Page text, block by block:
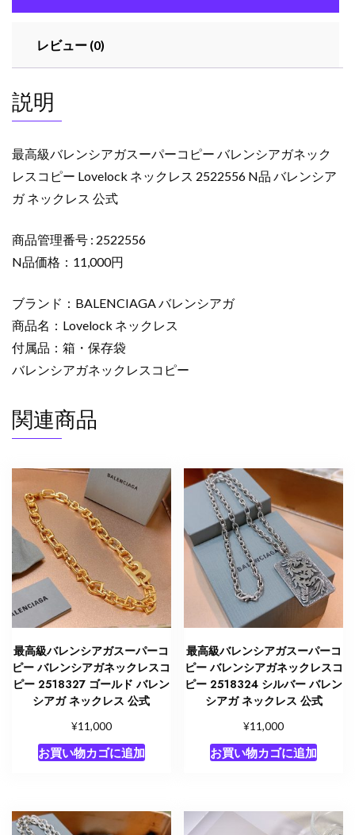
ー
コ
ー
バ
ン
シ
ア
ネ
ッ
レ
コ
ピ
ー
ネ
ッ
レ
ス
2522556
N
品
バ
レ
シ
ガ
ネ
個
レビュー (0)
説明
最高級バレンシアガスーパーコピー バレンシアガネック
レスコピー Lovelock ネックレス 2522556 N品 バレンシア
ガ ネックレス 公式
商品管理番号 : 2522556
N品価格：11,000円
ブランド：BALENCIAGA バレンシアガ
商品名：Lovelock ネックレス
付属品：箱・保存袋
バレンシアガネックレスコピー
関連商品
最高級バレンシアガスーパーコ
ピー バレンシアガネックレスコ
ピー 2518327 ゴールド バレン
シアガ ネックレス 公式
¥11,000
お買い物カゴに追加
最高級バレンシアガスーパーコ
ピー バレンシアガネックレスコ
ピー 2518324 シルバー バレン
シアガ ネックレス 公式
¥11,000
お買い物カゴに追加